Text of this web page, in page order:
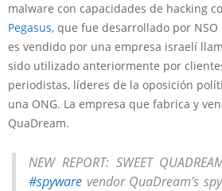
malware con capacidades de hacking
Pegasus, que fue desarrollado por
es vendido por una empresa israelí
sido utilizado anteriormente por
periodistas, líderes de la oposición
una ONG. La empresa que fabrica y
QuaDream.
NEW REPORT: SWEET
#spyware vendor QuaDream’s